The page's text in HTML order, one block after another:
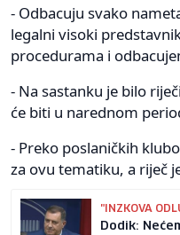
- Odbacuju svako
legalni visoki
procedurama i
- Na sastanku je bilo
će biti u narednom
- Preko poslaničkih
za ovu tematiku, a riječ
"INZKOVA
Dodik: